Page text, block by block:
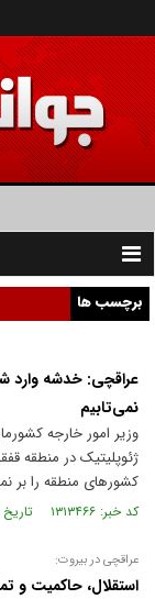
Toggle
navigation
برچسب ها
عراقچی: خدشه وارد
نمی‌تابیم
وزیر امور خارجه
ژئوپلیتیک در منطقه
کشورهای منطقه را بر
کد خبر: ۱۳۱۳۴۶۶ تاریخ انتشار : ۱۴۰۴/۰۵/۲۷
عراقچی در بیروت:
استقلال، حاکمیت و